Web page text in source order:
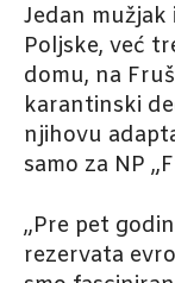
Jedan
Poljske, već
domu, na
karantinski
njihovu
samo za NP
„Pre pet
rezervata